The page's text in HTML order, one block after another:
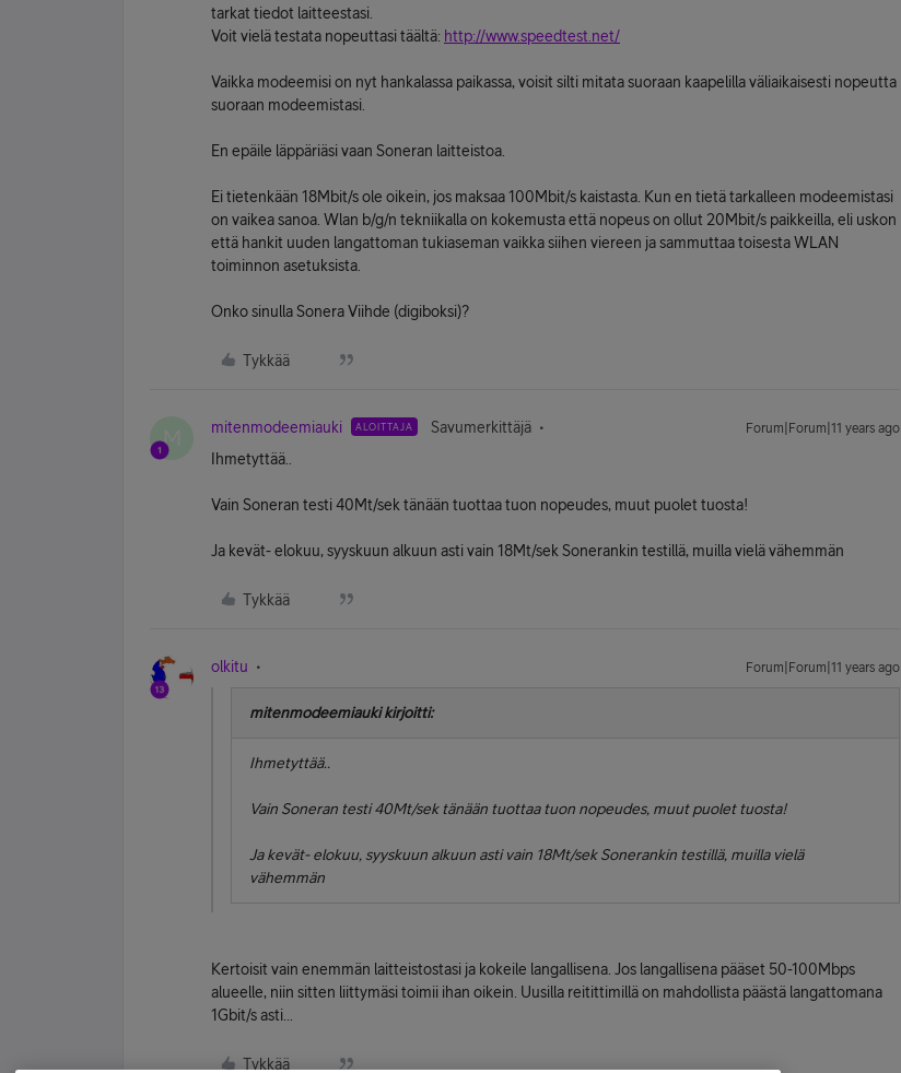
tarkat tiedot laitteestasi.
Voit vielä testata nopeuttasi täältä: http://www.speedtest.net/
Vaikka modeemisi on nyt hankalassa paikassa, voisit silti mitata suoraan kaapelilla väliaikaisesti nopeutta
suoraan modeemistasi.
En epäile läppäriäsi vaan Soneran laitteistoa.
Ei tietenkään 18Mbit/s ole oikein, jos maksaa 100Mbit/s kaistasta. Kun en tietä tarkalleen modeemistasi
on vaikea sanoa. Wlan b/g/n tekniikalla on kokemusta että nopeus on ollut 20Mbit/s paikkeilla, eli uskon
että hankit uuden langattoman tukiaseman vaikka siihen viereen ja sammuttaa toisesta WLAN
toiminnon asetuksista.
Onko sinulla Sonera Viihde (digiboksi)?
Tykkää
M mitenmodeemiauki ALOITTAJA Savumerkittäjä Forum|Forum|11 years ago
Ihmetyttää..
Vain Soneran testi 40Mt/sek tänään tuottaa tuon nopeudes, muut puolet tuosta!
Ja kevät- elokuu, syyskuun alkuun asti vain 18Mt/sek Sonerankin testillä, muilla vielä vähemmän
Tykkää
olkitu Forum|Forum|11 years ago
mitenmodeemiauki kirjoitti:
Ihmetyttää..
Vain Soneran testi 40Mt/sek tänään tuottaa tuon nopeudes, muut puolet tuosta!
Ja kevät- elokuu, syyskuun alkuun asti vain 18Mt/sek Sonerankin testillä, muilla vielä
vähemmän
Kertoisit vain enemmän laitteistostasi ja kokeile langallisena. Jos langallisena pääset 50-100Mbps
alueelle, niin sitten liittymäsi toimii ihan oikein. Uusilla reitittimillä on mahdollista päästä langattomana
1Gbit/s asti...
Tykkää